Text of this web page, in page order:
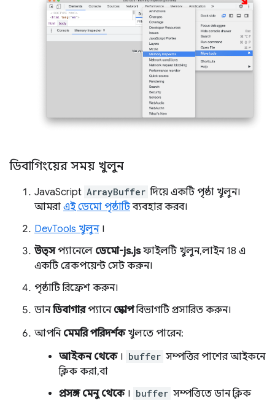
ডিবাগিংয়ের সময় খুলুন
JavaScript ArrayBuffer দিয়ে একটি পৃষ্ঠা খুলুন।
আমরা এই ডেমো পৃষ্ঠাটিব্যবহার করব।
DevTools খুলুন।
উত্সপ্যানেলে ডেমো-js.jsফাইলটি খুলুন, লাইন 18 এ
একটি ব্রেকপয়েন্ট সেট করুন।
পৃষ্ঠাটি রিফ্রেশ করুন।
ডানডিবাগারপ্যানে স্কোপবিভাগটি প্রসারিত করুন।
আপনি মেমরি পরিদর্শকখুলতে পারেন:
আইকন থেকে। buffer সম্পত্তির পাশের আইকনে
ক্লিক করা, বা
প্রসঙ্গ মেনু থেকে। buffer সম্পত্তিতে ডান ক্লিক